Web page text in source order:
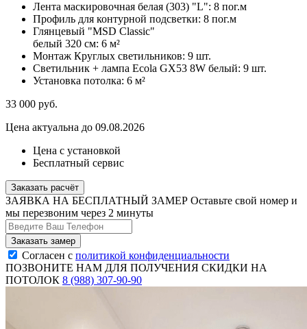
Лента маскировочная белая (303) "L": 8 пог.м
Профиль для контурной подсветки: 8 пог.м
Глянцевый "MSD Classic"
белый 320 см: 6 м²
Монтаж Круглых светильников: 9 шт.
Светильник + лампа Ecola GX53 8W белый: 9 шт.
Установка потолка: 6 м²
33 000 руб.
Цена актуальна до 09.08.2026
Цена с установкой
Бесплатный сервис
Заказать расчёт
ЗАЯВКА НА БЕСПЛАТНЫЙ ЗАМЕР Оставьте свой номер и
мы перезвоним через 2 минуты
Согласен с политикой конфиденциальности
ПОЗВОНИТЕ НАМ ДЛЯ ПОЛУЧЕНИЯ СКИДКИ НА
ПОТОЛОК 8 (988) 307-90-90